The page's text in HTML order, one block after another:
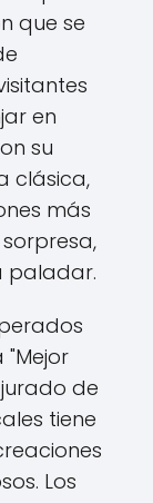
que se
en
su
clásica,
más
paladar.
de
tiene
Los